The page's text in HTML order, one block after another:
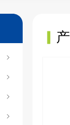
ꁇ
ꁇ
ꁇ
ꁇ